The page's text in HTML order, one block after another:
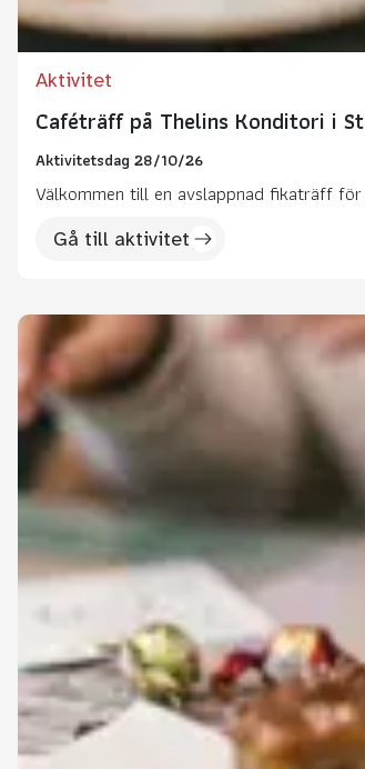
Aktivitet
Caféträff på Thelins Konditori i
Aktivitetsdag 28/10/26
Välkommen till en avslappnad fikaträff
Gå till aktivitet